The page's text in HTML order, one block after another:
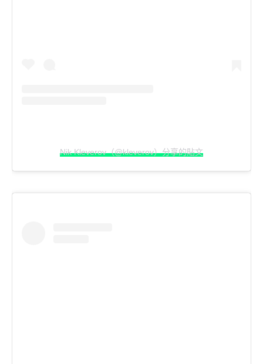
Nik Kleverov（@kleverov）分享的貼文